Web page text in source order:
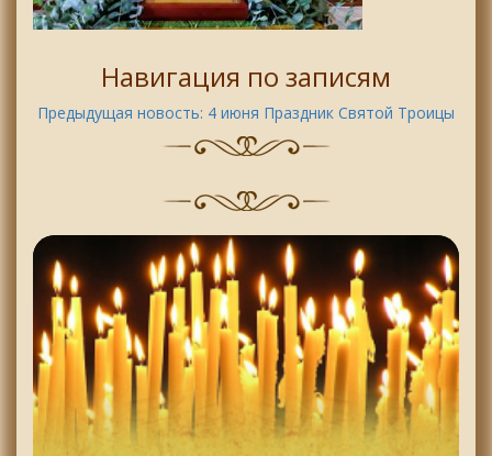
Навигация по записям
Предыдущая новость: 4 июня Праздник Святой Троицы